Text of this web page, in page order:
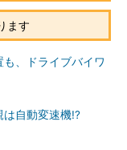
ます
、ドライブバイワ
は自動変速機!?